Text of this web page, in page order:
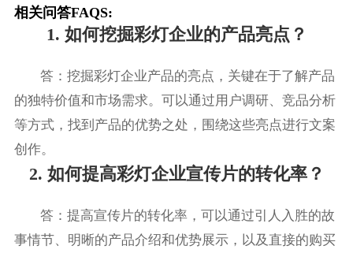
相关问答FAQS:
1. 如何挖掘彩灯企业的产品亮点？
答：挖掘彩灯企业产品的亮点，关键在于了解产品
的独特价值和市场需求。可以通过用户调研、竞品分析
等方式，找到产品的优势之处，围绕这些亮点进行文案
创作。
2. 如何提高彩灯企业宣传片的转化率？
答：提高宣传片的转化率，可以通过引人入胜的故
事情节、明晰的产品介绍和优势展示，以及直接的购买